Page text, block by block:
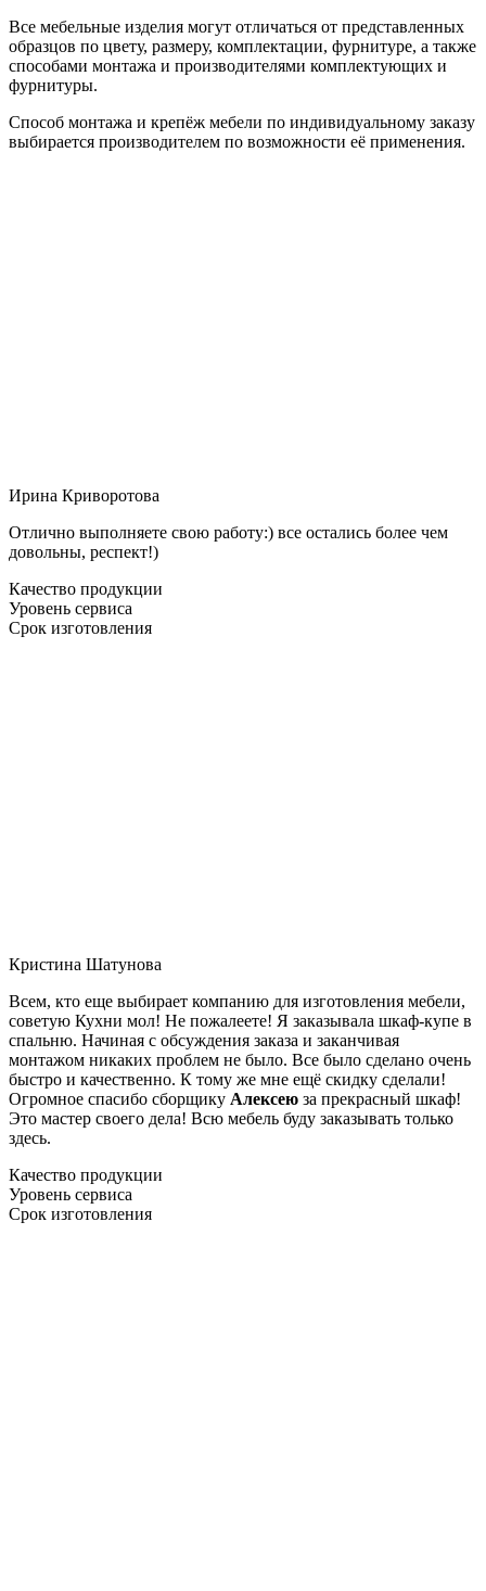
Все мебельные изделия могут отличаться от представленных
образцов по цвету, размеру, комплектации, фурнитуре, а также
способами монтажа и производителями комплектующих и
фурнитуры.
Способ монтажа и крепёж мебели по индивидуальному заказу
выбирается производителем по возможности её применения.
Ирина Криворотова
Отлично выполняете свою работу:) все остались более чем
довольны, респект!)
Качество продукции
Уровень сервиса
Срок изготовления
Кристина Шатунова
Всем, кто еще выбирает компанию для изготовления мебели,
советую Кухни мол! Не пожалеете! Я заказывала шкаф-купе в
спальню. Начиная с обсуждения заказа и заканчивая
монтажом никаких проблем не было. Все было сделано очень
быстро и качественно. К тому же мне ещё скидку сделали!
Огромное спасибо сборщику Алексею за прекрасный шкаф!
Это мастер своего дела! Всю мебель буду заказывать только
здесь.
Качество продукции
Уровень сервиса
Срок изготовления